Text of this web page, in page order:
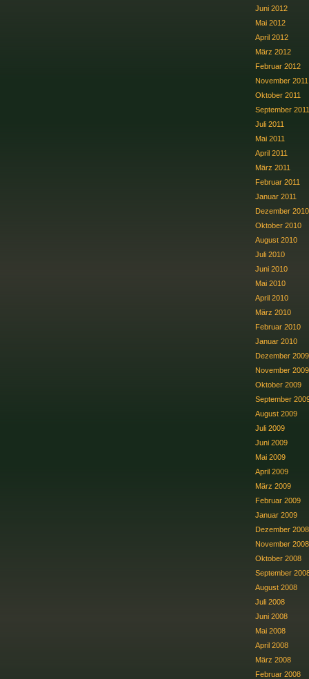
Juni 2012
Mai 2012
April 2012
März 2012
Februar 2012
November 2011
Oktober 2011
September 2011
Juli 2011
Mai 2011
April 2011
März 2011
Februar 2011
Januar 2011
Dezember 2010
Oktober 2010
August 2010
Juli 2010
Juni 2010
Mai 2010
April 2010
März 2010
Februar 2010
Januar 2010
Dezember 2009
November 2009
Oktober 2009
September
August 2009
Juli 2009
Juni 2009
Mai 2009
April 2009
März 2009
Februar 2009
Januar 2009
Dezember 2008
November 2008
Oktober 2008
September
August 2008
Juli 2008
Juni 2008
Mai 2008
April 2008
März 2008
Februar 2008